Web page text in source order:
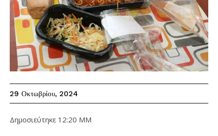
29 Οκτωβρίου, 2024
Δημοσιεύτηκε 12:20 ΜΜ